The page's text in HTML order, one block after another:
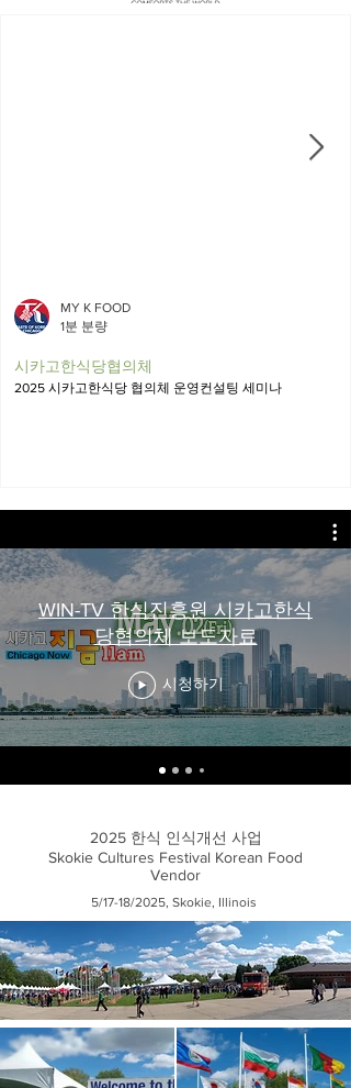
2025 시카고한식당 협의체 운영컨설팅 세미나
시카고한식당협의체
MY K FOOD
1분 분량
WIN-TV 한식진흥원 시카고한식
당협의체 보도자료
시청하기
2025 한식 인식개선 사업
Skokie Cultures Festival Korean Food
Vendor
5/17-18/2025, Skokie, Illinois